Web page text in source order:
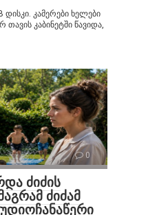
დისკი. კამერები ხელები
კაბინეტში წავიდა,
0
ძიძის
ძიძამ